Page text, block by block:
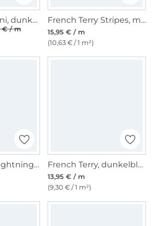
French Terry uni, dunkelbraun
€ / m
French Terry Stripes, marine
15,95 € / m
(10,63 € / 1 m²)
French Terry Lightning, schwarz French Terry, dunkelblau
13,95 € / m
(9,30 € / 1 m²)